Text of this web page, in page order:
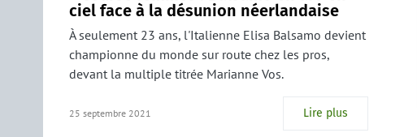
ciel face à la désunion néerlandaise
À seulement 23 ans, l'Italienne Elisa Balsamo devient
championne du monde sur route chez les pros,
devant la multiple titrée Marianne Vos.
25 septembre 2021 Lire plus